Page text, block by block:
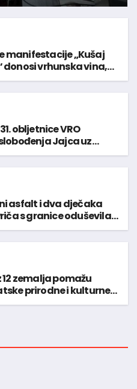
manifestacije „Kušaj
donosi vrhunska vina,
glazbu
obljetnice VRO
Jajca uz
HNS-a BiH
asfalt i dva dječaka
s granice oduševila
zemalja pomažu
prirodne i kulturne